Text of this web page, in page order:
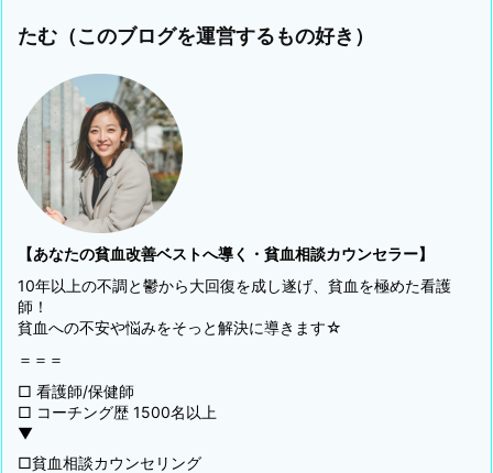
たむ（このブログを運営するもの好き）
【あなたの貧血改善ベストへ導く・貧血相談カウンセラー】
10年以上の不調と鬱から大回復を成し遂げ、貧血を極めた看護
師！
貧血への不安や悩みをそっと解決に導きます☆
＝＝＝
□ 看護師/保健師
□ コーチング歴 1500名以上
▼
□貧血相談カウンセリング